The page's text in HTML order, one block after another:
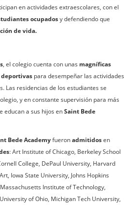
en actividades extraescolares, con el
ocupadosy defendiendo que
de vida.
, el colegio cuenta con unas magníficas
deportivas para desempeñar las actividades
Las residencias de los estudiantes se
y en constante supervisión para más
educan a sus hijos enSaint Bede
Bede Academyfueronadmitidosen
: Art Institute of Chicago, Berkeley School
College, DePaul University, Harvard
Iowa State University, Johns Hopkins
Institute of Technology,
of Ohio, Michigan Tech University,